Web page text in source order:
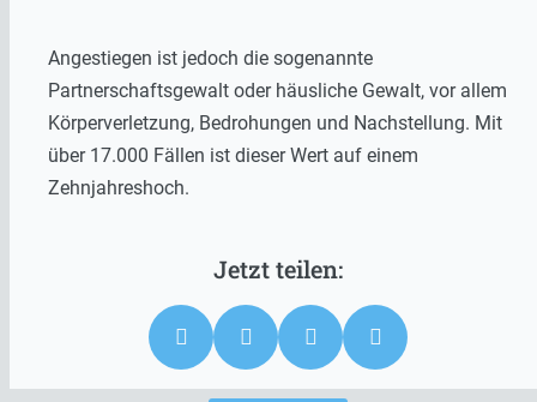
Angestiegen ist jedoch die sogenannte
Partnerschaftsgewalt oder häusliche Gewalt, vor allem
Körperverletzung, Bedrohungen und Nachstellung. Mit
über 17.000 Fällen ist dieser Wert auf einem
Zehnjahreshoch.